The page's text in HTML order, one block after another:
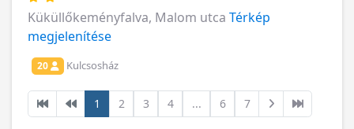
Küküllőkeményfalva, Malom utca Térkép
megjelenítése
20 Kulcsosház
1 2 3 4 ... 6 7